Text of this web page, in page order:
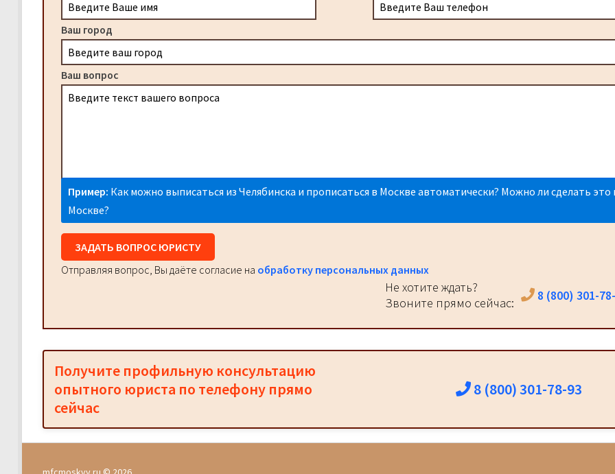
Ваш город
Ваш вопрос
Пример: Как можно выписаться из Челябинска и прописаться в Москве автоматически? Можно ли сделать это
Москве?
ЗАДАТЬ ВОПРОС ЮРИСТУ
Отправляя вопрос, Вы даёте согласие на обработку персональных данных
Не хотите ждать?
Звоните прямо сейчас:
8 (800) 301-
Получите профильную консультацию
опытного юриста по телефону прямо
сейчас
8 (800) 301-78-93